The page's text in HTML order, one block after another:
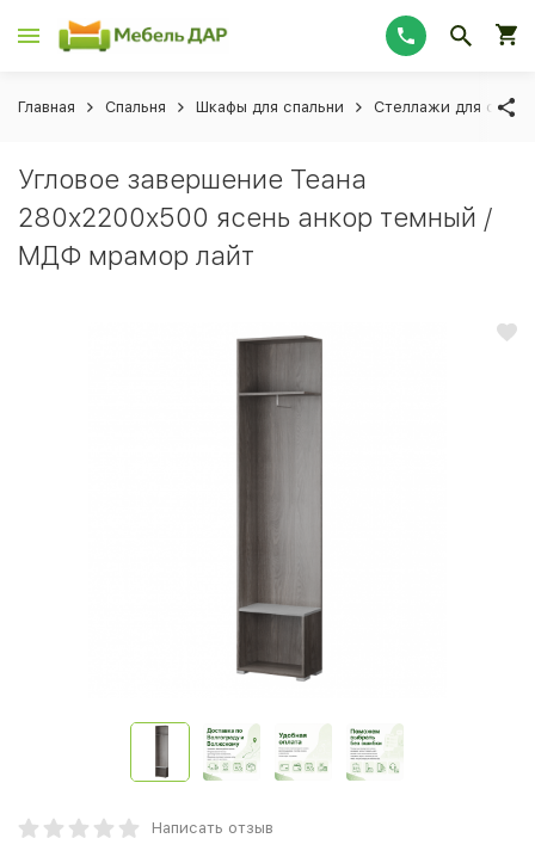
Главная Спальня Шкафы для спальни Стеллажи для
Угловое завершение Теана
280x2200x500 ясень анкор темный /
МДФ мрамор лайт
Написать отзыв